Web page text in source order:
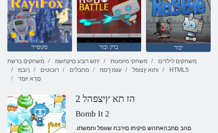
סקופייר ברק ובור
יבור
משחקים ברשת
יתש רובע םיקחשמ משחקי מיומנות
משחקים לילדים
ךובמ
רובוטים מחבלים עגמ ךסמ ותוא ץצופל
HTML5
םָדָא יּומְד
2 הז תא ץיצפהל
Bomb It 2
.םהב םתבהאתהש םיקיתו םירבח שוגפל וחמשתו